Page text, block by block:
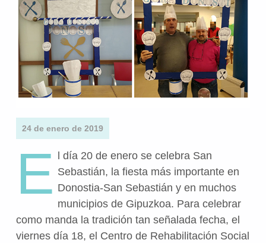
24 de enero de 2019
E
l día 20 de enero se celebra San
Sebastián, la fiesta más importante en
Donostia-San Sebastián y en muchos
municipios de Gipuzkoa. Para celebrar
como manda la tradición tan señalada fecha, el
viernes día 18, el Centro de Rehabilitación Social